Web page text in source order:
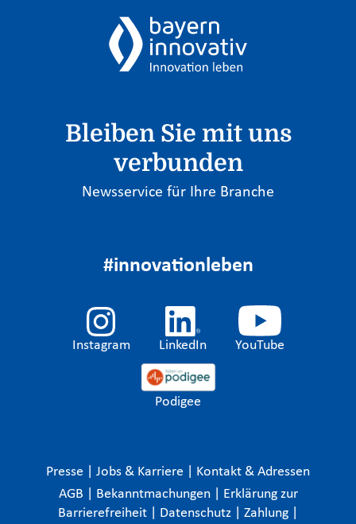
Bleiben Sie mit uns
verbunden
Newsservice für Ihre Branche
#innovationleben
Instagram LinkedIn YouTube
Podigee
Presse Jobs & Karriere
Kontakt & Adressen
AGB
Bekanntmachungen
Erklärung zur
Barrierefreiheit
Datenschutz Zahlung